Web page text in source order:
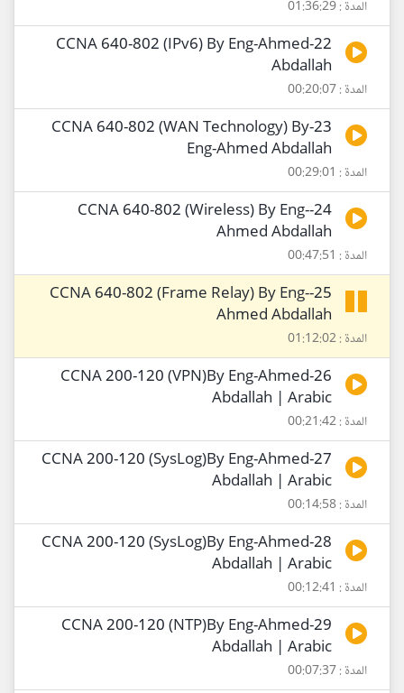
المدة : 01:36:29
22-CCNA 640-802 (IPv6) By Eng-Ahmed
Abdallah
المدة : 00:20:07
23-CCNA 640-802 (WAN Technology) By
Eng-Ahmed Abdallah
المدة : 00:29:01
24-CCNA 640-802 (Wireless) By Eng-
Ahmed Abdallah
المدة : 00:47:51
25-CCNA 640-802 (Frame Relay) By Eng-
Ahmed Abdallah
المدة : 01:12:02
26-CCNA 200-120 (VPN)By Eng-Ahmed
Abdallah | Arabic
المدة : 00:21:42
27-CCNA 200-120 (SysLog)By Eng-Ahmed
Abdallah | Arabic
المدة : 00:14:58
28-CCNA 200-120 (SysLog)By Eng-Ahmed
Abdallah | Arabic
المدة : 00:12:41
29-CCNA 200-120 (NTP)By Eng-Ahmed
Abdallah | Arabic
المدة : 00:07:37